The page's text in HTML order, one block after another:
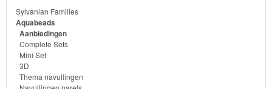
Sylvanian Families
Aquabeads
Aanbiedingen
Complete Sets
Mini Set
3D
Thema navullingen